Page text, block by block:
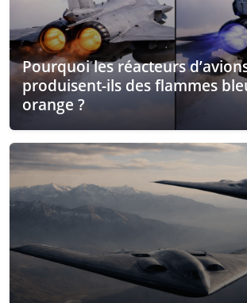
Pourquoi les réacteurs
produisent-ils des flammes
orange ?